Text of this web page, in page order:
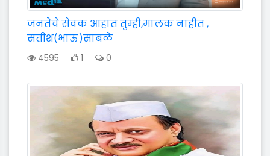
जनतेचे सेवक आहात तुम्ही,मालक नाहीत ,
सतीश(भाऊ)साबळे
4595 1 0